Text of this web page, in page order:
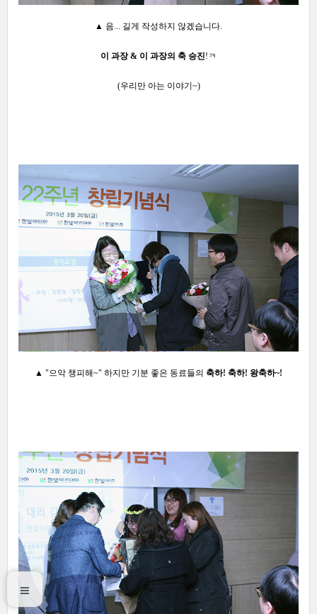
▲ 음... 길게 작성하지 않겠습니다.
이 과장 & 이 과장의 축 승진!ㅋ
(우리만 아는 이야기~)
▲ "으악 챙피해~" 하지만 기분 좋은 동료들의 축하! 축하! 왕축하~!